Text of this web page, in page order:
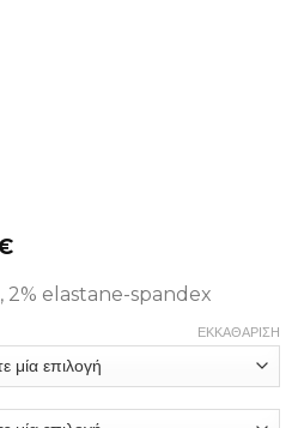
2% elastane-spandex
ΕΚΚΑΘΆΡΙΣΗ